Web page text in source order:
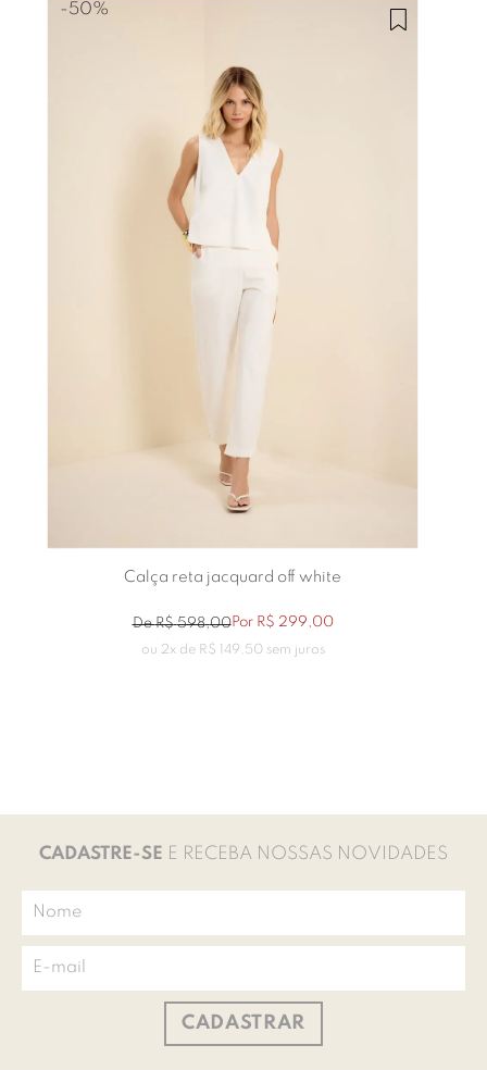
-50%
Calça reta jacquard off white
DeR$ 598,00Por R$ 299,00
ou 2x de R$ 149 50sem juros
CADASTRE-SE E RECEBA NOSSAS NOVIDADES
CADASTRAR